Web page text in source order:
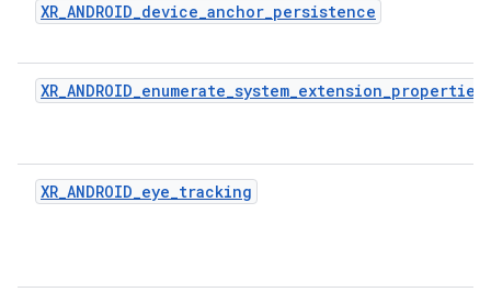
XR_ANDROID_device_anchor_persistence
XR_ANDROID_enumerate_system_extension_properties
XR_ANDROID_eye_tracking